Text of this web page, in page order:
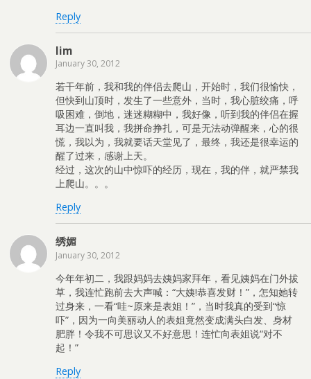
Reply
lim
January 30, 2012
若干年前，我和我的伴侣去爬山，开始时，我们很愉快，
但快到山顶时，发生了一些意外，当时，我心脏绞痛，呼
吸困难，倒地，迷迷糊糊中，我好像，听到我的伴侣在握
耳边一直叫我，我拼命挣扎，可是无法动弹醒来，心的很
慌，我以为，我就要话天堂见了，最终，我还是很幸运的
醒了过来，感谢上天。
经过，这次的山中惊吓的经历，现在，我的伴，就严禁我
上爬山。。。
Reply
绣媚
January 30, 2012
今年年初二，我跟妈妈去姨妈家拜年，看见姨妈在门外拔
草，我连忙跑前去大声喊：“大姨!恭喜发财！”，怎知她转
过身来，一看“哇~原来是表姐！”，当时我真的受到“惊
吓”，因为一向美丽动人的表姐竟然变成满头白发、身材
肥胖！令我不可思议又不好意思！连忙向表姐说“对不
起！”
Reply